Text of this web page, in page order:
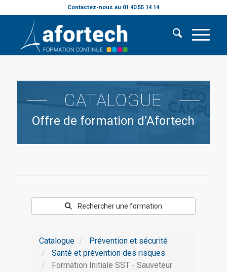
Contactez-nous au 01 40 55 14 14
CATALOGUE
Offre de formation d’Afortech
Rechercher une formation
Catalogue
Prévention et sécurité
Santé et prévention des risques
Formation Initiale SST - Sauveteur